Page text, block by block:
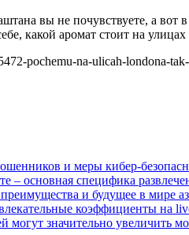
вы не почувствуете, а
какой аромат стоит на
pochemu-na-ulicah-londona-
и меры кибер-
– основная специфика
и будущее в мире
коэффициенты на
могут значительно увеличить